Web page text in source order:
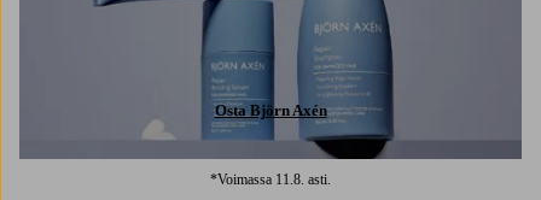
Osta Björn Axén
*Voimassa 11.8. asti.